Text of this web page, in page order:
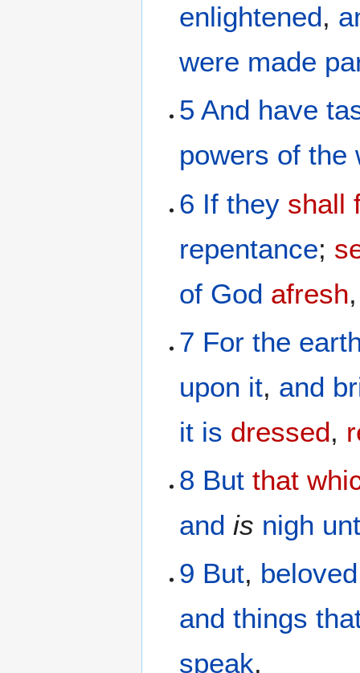
enlightened,
were made
5 And have
powers of the
6 If they shall
repentance;
of God afresh
7 For the
upon it, and
it is dressed,
8 But that
and is nigh
9 But, beloved
and things
speak.